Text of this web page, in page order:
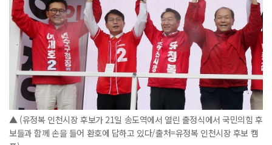
▲ (유정복 인천시장 후보가 21일 송도역에서 열린 출정식에서 국민의힘 후
보들과 함께 손을 들어 환호에 답하고 있다/출처=유정복 인천시장 후보 캠